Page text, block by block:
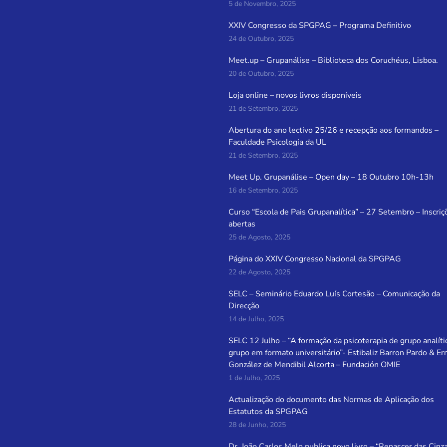
5 de Novembro, 2025
XXIV Congresso da SPGPAG – Programa Definitivo
24 de Outubro, 2025
Meet.up – Grupanálise – Biblioteca dos Coruchéus, Lisboa.
20 de Outubro, 2025
Loja online – novos livros disponíveis
21 de Setembro, 2025
Abertura do ano lectivo 25/26 e recepção aos formandos –
Faculdade Psicologia da UL
21 de Setembro, 2025
Meet Up. Grupanálise – Open day – 18 Outubro 10h-13h
16 de Setembro, 2025
Curso “Escola de Pais Grupanalítica” – 27 Setembro –
abertas
25 de Agosto, 2025
Página do XXIV Congresso Nacional da SPGPAG
22 de Agosto, 2025
SELC – Seminário Eduardo Luís Cortesão – Comunicação da
Direcção
14 de Julho, 2025
SELC 12 Julho – “A formação da psicoterapia de grupo
grupo em formato universitário”- Estibaliz Barron Pardo &
González de Mendibil Alcorta – Fundación OMIE
1 de Julho, 2025
Actualização do documento das Normas de Aplicação dos
Estatutos da SPGPAG
28 de Junho, 2025